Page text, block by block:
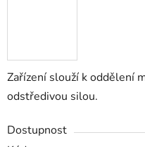
Zařízení slouží k oddělení
odstředivou silou.
Dostupnost